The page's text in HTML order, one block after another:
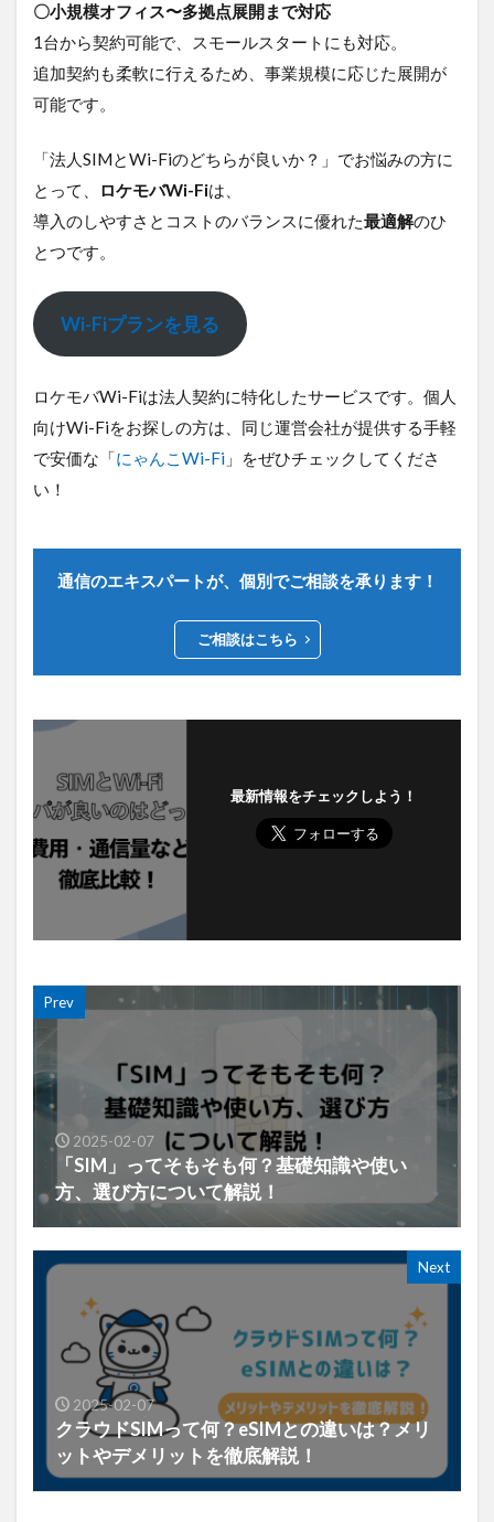
〇小規模オフィス〜多拠点展開まで対応
1台から契約可能で、スモールスタートにも対応。
追加契約も柔軟に行えるため、事業規模に応じた展開が
可能です。
「法人SIMとWi-Fiのどちらが良いか？」でお悩みの方に
とって、
ロケモバWi-Fiは、
導入のしやすさとコストのバランスに優れた最適解のひ
とつです。
Wi-Fiプランを見る
ロケモバWi-Fiは法人契約に特化したサービスです。個人
向けWi-Fiをお探しの方は、同じ運営会社が提供する手軽
で安価な「にゃんこWi-Fi 」をぜひチェックしてくださ
い！
通信のエキスパートが、個別でご相談を承ります！
ご相談はこちら
最新情報をチェックしよう！
Prev
2025-02-07
「SIM」ってそもそも何？基礎知識や使い
方、選び方について解説！
Next
2025-02-07
クラウドSIMって何？eSIMとの違いは？メリ
ットやデメリットを徹底解説！